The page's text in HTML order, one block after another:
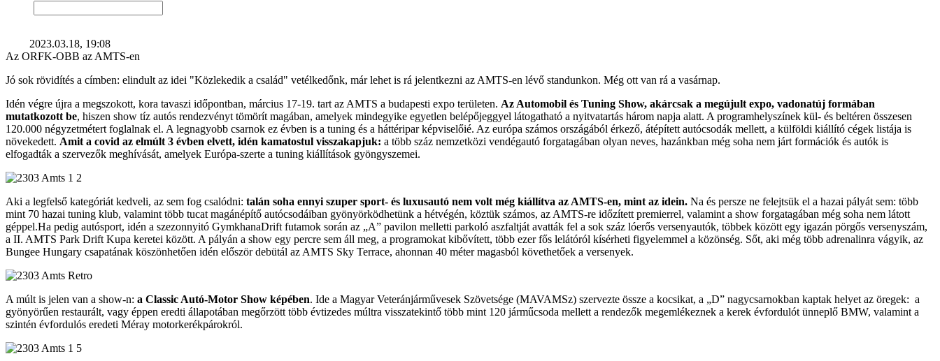
2023.03.18, 19:08
Az ORFK-OBB az AMTS-en
Jó sok rövidítés a címben: elindult az idei "Közlekedik a család" vetélkedőnk, már lehet is rá jelentkezni az AMTS-en lévő standunkon. Még ott van rá a vasárnap.
Idén végre újra a megszokott, kora tavaszi időpontban, március 17-19. tart az AMTS a budapesti expo területen. Az Automobil és Tuning Show, akárcsak a megújult expo, vadonatúj formában
mutatkozott be, hiszen show tíz autós rendezvényt tömörít magában, amelyek mindegyike egyetlen belépőjeggyel látogatható a nyitvatartás három napja alatt. A programhelyszínek kül- és beltéren összesen
120.000 négyzetmétert foglalnak el. A legnagyobb csarnok ez évben is a tuning és a háttéripar képviselőié. Az európa számos országából érkező, átépített autócsodák mellett, a külföldi kiállító cégek listája is
növekedett. Amit a covid az elmúlt 3 évben elvett, idén kamatostul visszakapjuk: a több száz nemzetközi vendégautó forgatagában olyan neves, hazánkban még soha nem járt formációk és autók is
elfogadták a szervezők meghívását, amelyek Európa-szerte a tuning kiállítások gyöngyszemei.
Aki a legfelső kategóriát kedveli, az sem fog csalódni: talán soha ennyi szuper sport- és luxusautó nem volt még kiállítva az AMTS-en, mint az idein. Na és persze ne felejtsük el a hazai pályát sem: több
mint 70 hazai tuning klub, valamint több tucat magánépítő autócsodáiban gyönyörködhetünk a hétvégén, köztük számos, az AMTS-re időzített premierrel, valamint a show forgatagában még soha nem látott
géppel.Ha pedig autósport, idén a szezonnyitó GymkhanaDrift futamok során az „A” pavilon melletti parkoló aszfaltját avatták fel a sok száz lóerős versenyautók, többek között egy igazán pörgős versenyszám,
a II. AMTS Park Drift Kupa keretei között. A pályán a show egy percre sem áll meg, a programokat kibővített, több ezer fős lelátóról kísérheti figyelemmel a közönség. Sőt, aki még több adrenalinra vágyik, az
Bungee Hungary csapatának köszönhetően idén először debütál az AMTS Sky Terrace, ahonnan 40 méter magasból követhetőek a versenyek.
A múlt is jelen van a show-n: a Classic Autó-Motor Show képében. Ide a Magyar Veteránjárművesek Szövetsége (MAVAMSz) szervezte össze a kocsikat, a „D” nagycsarnokban kaptak helyet az öregek: a
gyönyörűen restaurált, vagy éppen eredti állapotában megőrzött több évtizedes múltra visszatekintő több mint 120 járműcsoda mellett a rendezők megemlékeznek a kerek évfordulót ünneplő BMW, valamint a
szintén évfordulós eredeti Méray motorkerékpárokról.